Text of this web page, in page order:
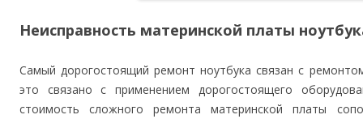
Неисправность материнской платы
Самый дорогостоящий ремонт ноутбука связан с
это связано с применением дорогостоящего
стоимость сложного ремонта материнской платы